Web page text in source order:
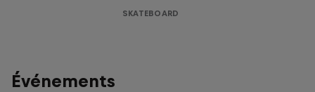
SKATEBOARD
Événements